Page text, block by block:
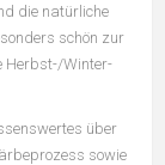
die natürliche
schön zur
Herbst-/Winter-
über
sowie